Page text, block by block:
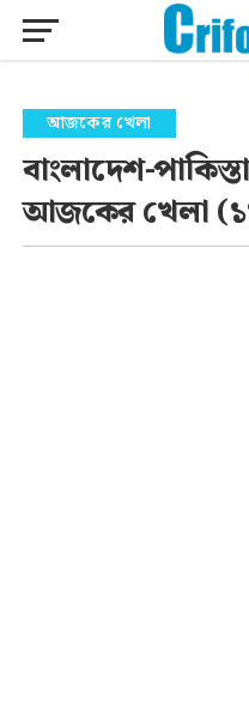
আজকের খেলা
বাংলাদেশ-
আজকের খেলা